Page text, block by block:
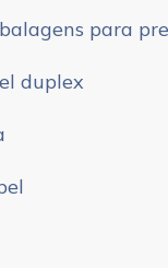
para
duplex